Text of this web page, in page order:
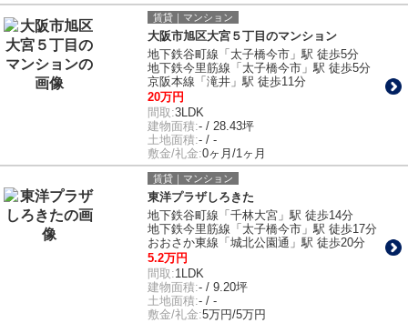
賃貸｜マンション
大阪市旭区大宮５丁目のマンション
地下鉄谷町線「太子橋今市」駅 徒歩5分
地下鉄今里筋線「太子橋今市」駅 徒歩5分
京阪本線「滝井」駅 徒歩11分
20万円
間取:3LDK
建物面積:- / 28.43坪
土地面積:- / -
敷金/礼金:0ヶ月/1ヶ月
賃貸｜マンション
東洋プラザしろきた
地下鉄谷町線「千林大宮」駅 徒歩14分
地下鉄今里筋線「太子橋今市」駅 徒歩17分
おおさか東線「城北公園通」駅 徒歩20分
5.2万円
間取:1LDK
建物面積:- / 9.20坪
土地面積:- / -
敷金/礼金:5万円/5万円